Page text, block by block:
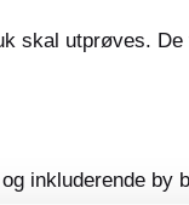
skal utprøves.
inkluderende by